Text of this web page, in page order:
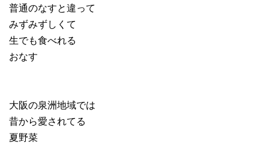
普通のなすと違って
みずみずしくて
生でも食べれる
おなす
大阪の泉洲地域では
昔から愛されてる
夏野菜